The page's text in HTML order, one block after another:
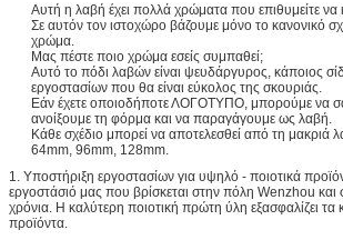
Αυτή η λαβή έχει πολλά χρώματα που επιθυμείτε να
Σε αυτόν τον ιστοχώρο βάζουμε μόνο το κανονικό
χρώμα.
Μας πέστε ποιο χρώμα εσείς συμπαθεί;
Αυτό το πόδι λαβών είναι ψευδάργυρος, κάποιος
εργοστασίων που θα είναι εύκολος της σκουριάς.
Εάν έχετε οποιοδήποτε ΛΟΓΟΤΥΠΟ, μπορούμε να
ανοίξουμε τη φόρμα και να παραγάγουμε ως λαβή.
Κάθε σχέδιο μπορεί να αποτελεσθεί από τη μακριά
64mm, 96mm, 128mm.
1. Υποστήριξη εργοστασίων για υψηλό - ποιοτικά
εργοστάσιό μας που βρίσκεται στην πόλη Wenzhou
χρόνια. Η καλύτερη ποιοτική πρώτη ύλη εξασφαλίζει τα
προϊόντα.